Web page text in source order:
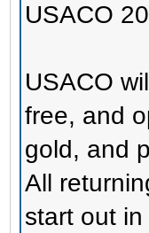
USACO
USACO
free, and
gold, and
All
start out